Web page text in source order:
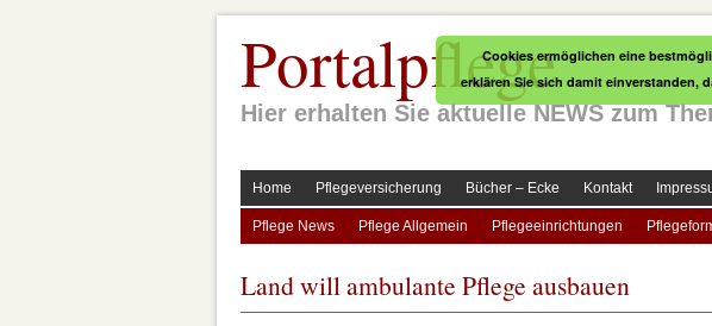
Portalpflege
Hier erhalten Sie aktuelle NEWS zum
Home Pflegeversicherung Bücher – Ecke Kontakt
Pflege News Pflege Allgemein Pflegeeinrichtungen
Land will ambulante Pflege ausbauen
Cookies ermöglichen eine
erklären Sie sich damit einverstanden,